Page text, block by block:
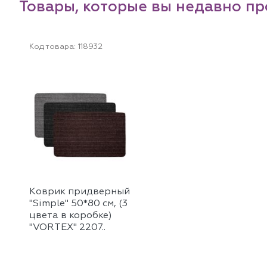
Товары, которые вы недавно
Код товара: 118932
Коврик придверный
"Simple" 50*80 см, (3
цвета в коробке)
"VORTEX" 2207..